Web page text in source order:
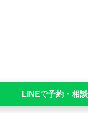
LINEで予約・相談